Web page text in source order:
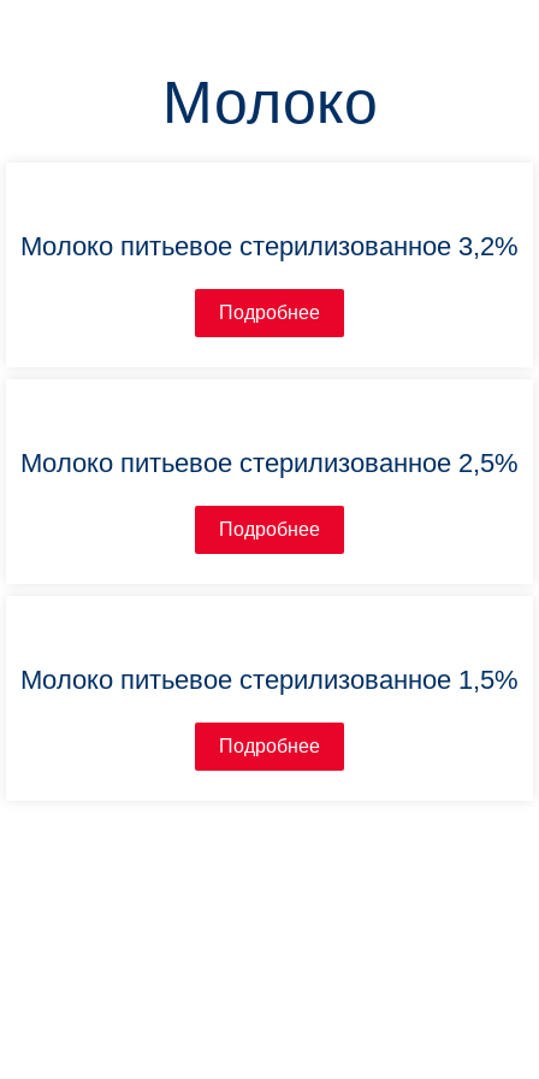
Молоко
Молоко питьевое стерилизованное 3,2%
Подробнее
Молоко питьевое стерилизованное 2,5%
Подробнее
Молоко питьевое стерилизованное 1,5%
Подробнее